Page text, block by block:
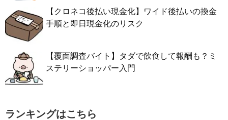
【クロネコ後払い現金化】ワイド後払いの換金
手順と即日現金化のリスク
【覆面調査バイト】タダで飲食して報酬も？ミ
ステリーショッパー入門
ランキングはこちら